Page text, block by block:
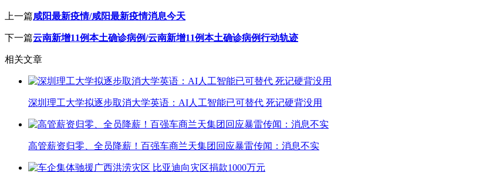
上一篇咸阳最新疫情/咸阳最新疫情消息今天
下一篇云南新增11例本土确诊病例/云南新增11例本土确诊病例行动轨迹
相关文章
深圳理工大学拟逐步取消大学英语：AI人工智能已可替代 死记硬背没用
高管薪资归零、全员降薪！百强车商兰天集团回应暴雷传闻：消息不实